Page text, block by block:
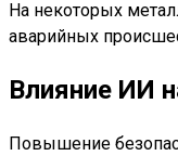
На некоторых
аварийных
Влияние ИИ
Повышение